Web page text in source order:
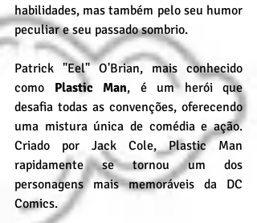
habilidades, mas também pelo seu humor
peculiar e seu passado sombrio.
Patrick "Eel" O'Brian, mais conhecido
como Plastic Man, é um herói que
desafia todas as convenções, oferecendo
uma mistura única de comédia e ação.
Criado por Jack Cole, Plastic Man
rapidamente se tornou um dos
personagens mais memoráveis da DC
Comics.